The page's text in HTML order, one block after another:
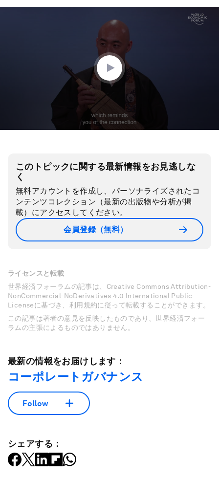
このトピックに関する最新情報をお見逃しな
く
無料アカウントを作成し、パーソナライズされたコ
ンテンツコレクション（最新の出版物や分析が掲
載）にアクセスしてください。
会員登録（無料）
ライセンスと転載
世界経済フォーラムの記事は、Creative Commons Attribution-
NonCommercial-NoDerivatives 4.0 International Public
Licenseに基づき、利用規約に従って転載することができます。
この記事は著者の意見を反映したものであり、世界経済フォー
ラムの主張によるものではありません。
最新の情報をお届けします：
コーポレートガバナンス
Follow
シェアする：